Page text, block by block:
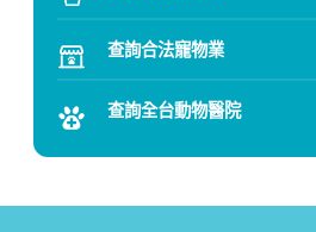
查詢合法寵物業
查詢全台動物醫院